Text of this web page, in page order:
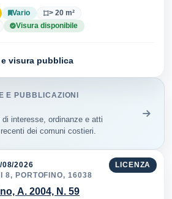
Vario
> 20 m²
Visura disponibile
visura pubblica
E PUBBLICAZIONI
interesse, ordinanze e atti
dei comuni costieri.
LICENZA
08/2026
8, PORTOFINO, 16038
A. 2004, N. 59